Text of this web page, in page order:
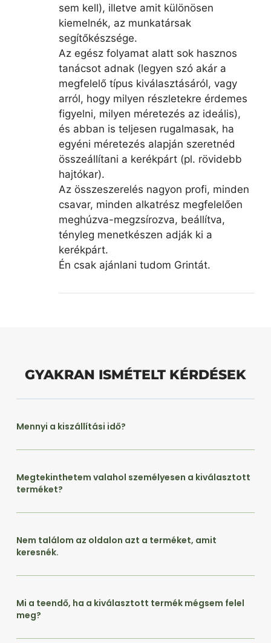
sem kell), illetve amit különösen
kiemelnék, az munkatársak
segítőkészsége.
Az egész folyamat alatt sok hasznos
tanácsot adnak (legyen szó akár a
megfelelő típus kiválasztásáról, vagy
arról, hogy milyen részletekre érdemes
figyelni, milyen méretezés az ideális),
és abban is teljesen rugalmasak, ha
egyéni méretezés alapján szeretnéd
összeállítani a kerékpárt (pl. rövidebb
hajtókar).
Az összeszerelés nagyon profi, minden
csavar, minden alkatrész megfelelően
meghúzva-megzsírozva, beállítva,
tényleg menetkészen adják ki a
kerékpárt.
Én csak ajánlani tudom Grintát.
GYAKRAN ISMÉTELT KÉRDÉSEK
Mennyi a kiszállítási idő?
Megtekinthetem valahol személyesen a kiválasztott
terméket?
Nem találom az oldalon azt a terméket, amit
keresnék.
Mi a teendő, ha a kiválasztott termék mégsem felel
meg?